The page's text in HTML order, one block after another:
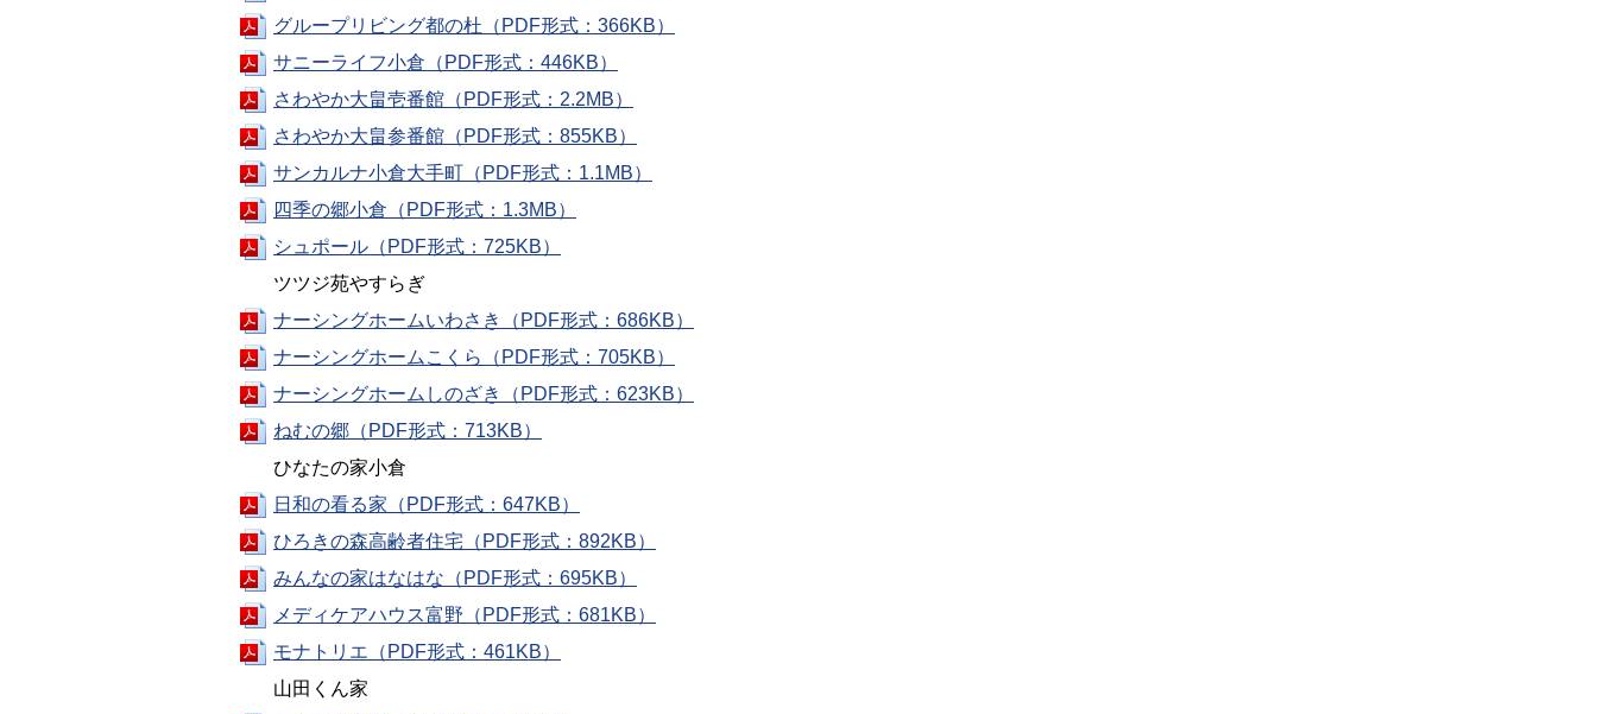
グループリビング都の杜（PDF形式：366KB）
サニーライフ小倉（PDF形式：446KB）
さわやか大畠壱番館（PDF形式：2.2MB）
さわやか大畠参番館（PDF形式：855KB）
サンカルナ小倉大手町（PDF形式：1.1MB）
四季の郷小倉（PDF形式：1.3MB）
シュポール（PDF形式：725KB）
ツツジ苑やすらぎ
ナーシングホームいわさき（PDF形式：686KB）
ナーシングホームこくら（PDF形式：705KB）
ナーシングホームしのざき（PDF形式：623KB）
ねむの郷（PDF形式：713KB）
ひなたの家小倉
日和の看る家（PDF形式：647KB）
ひろきの森高齢者住宅（PDF形式：892KB）
みんなの家はなはな（PDF形式：695KB）
メディケアハウス富野（PDF形式：681KB）
モナトリエ（PDF形式：461KB）
山田くん家